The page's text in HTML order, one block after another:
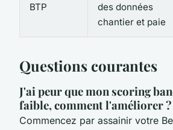
BTP
des données
chantier et paie
Questions courantes
J'ai peur que mon scoring
faible, comment l'améliorer ?
Commencez par assainir votre